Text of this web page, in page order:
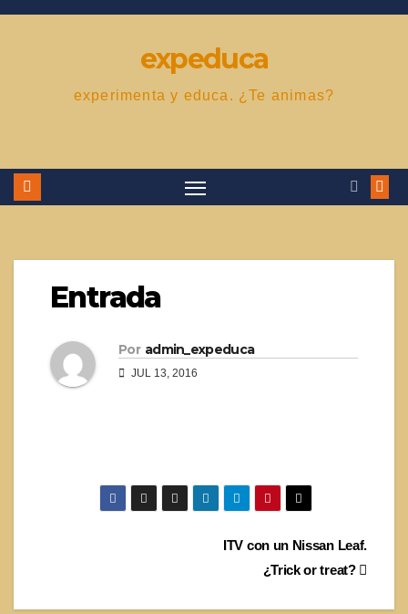
Saltar
expeduca
experimenta y educa. ¿Te animas?
Entrada
Por admin_expeduca
JUL 13, 2016
ITV con un Nissan Leaf.
¿Trick or treat?